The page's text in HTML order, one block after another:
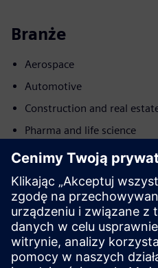
Branże
Aerospace
Automotive
Construction and real
Pharma and life science
Batteries
Ruch
Build
Rozszerza lub buduje na
Siemens Xcelerator poprzez